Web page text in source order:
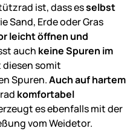
ist, dass esselbst
Sand, Erde oder Gras
leicht öffnen und
auch keine Spuren im
somit
Spuren.Auch auf hartem
komfortabel
es ebenfalls mit der
vom Weidetor.